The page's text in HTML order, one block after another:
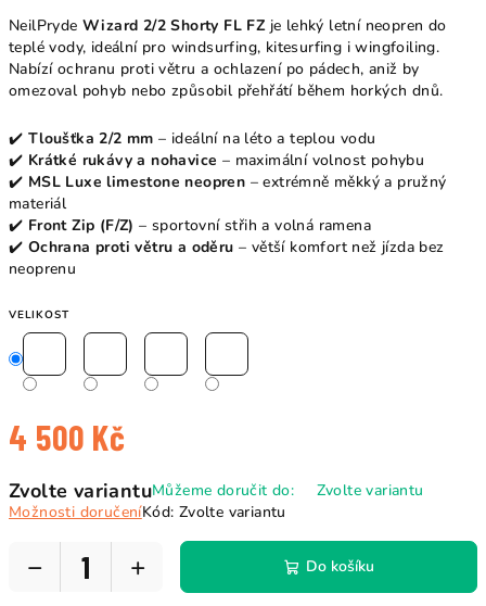
NeilPryde Wizard 2/2 Shorty FL FZje lehký letní neopren do
teplé vody, ideální pro windsurfing, kitesurfing i wingfoiling.
Nabízí ochranu proti větru a ochlazení po pádech, aniž by
omezoval pohyb nebo způsobil přehřátí během horkých dnů.
✔️ Tloušťka 2/2 mm – ideální na léto a teplou vodu
✔️ Krátké rukávy a nohavice – maximální volnost pohybu
✔️ MSL Luxe limestone neopren – extrémně měkký a pružný
materiál
✔️ Front Zip (F/Z) – sportovní střih a volná ramena
✔️ Ochrana proti větru a oděru – větší komfort než jízda bez
neoprenu
VELIKOST
4 500 Kč
cena:
Zvolte variantuMůžeme doručit do:
Zvolte variantu
Možnosti doručeníKód: Zvolte variantu
+
− Do košíku